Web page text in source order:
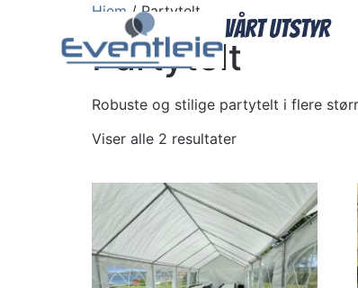
Vårt utstyr
Hjem / Partytelt
Partytelt
Robuste og stilige partytelt i flere
Viser alle 2 resultater